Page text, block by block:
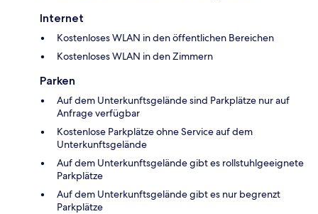
Internet
Kostenloses WLAN in den öffentlichen Bereichen
Kostenloses WLAN in den Zimmern
Parken
Auf dem Unterkunftsgelände sind Parkplätze nur auf
Anfrage verfügbar
Kostenlose Parkplätze ohne Service auf dem
Unterkunftsgelände
Auf dem Unterkunftsgelände gibt es rollstuhlgeeignete
Parkplätze
Auf dem Unterkunftsgelände gibt es nur begrenzt
Parkplätze